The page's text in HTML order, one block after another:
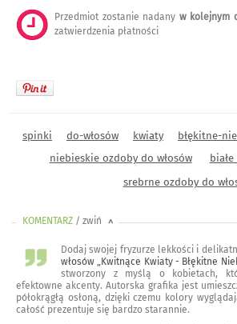
Przedmiot zostanie nadany w kolejnym
zatwierdzenia płatności
spinki do-włosów kwiaty błękitne-
niebieskie ozdoby do włosów
srebrne ozdoby do
KOMENTARZ / zwiń <
Dodaj swojej fryzurze lekkości i
włosów „Kwitnące Kwiaty - Błękitne
stworzony z myślą o kobietach,
efektowne akcenty. Autorska grafika jest
półokrągłą osłoną, dzięki czemu kolory
całość prezentuje się bardzo starannie.